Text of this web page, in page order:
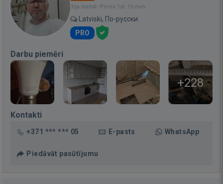
Bija vietnē: Pirms 1st. 10 min.
Latviski, По-русски
PRO
Darbu piemēri
+228
Kontakti
+371 *** *** 05 E-pasts WhatsApp
Piedāvāt pasūtījumu